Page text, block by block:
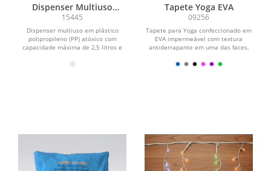
Dispenser Multiuso
Plástico 2,5L
15445
Dispenser multiuso em plástico
polipropileno (PP) atóxico com
capacidade máxima de 2,5 litros e
Tapete Yoga EVA
09256
Tapete para Yoga confeccionado em
EVA impermeável com textura
antiderrapante em uma das faces.